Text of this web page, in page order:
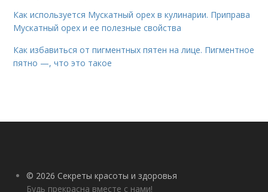
Как используется Мускатный орех в кулинарии. Приправа
Мускатный орех и ее полезные свойства
Как избавиться от пигментных пятен на лице. Пигментное
пятно —, что это такое
© 2026 Секреты красоты и здоровья
Будь прекрасна вместе с нами!